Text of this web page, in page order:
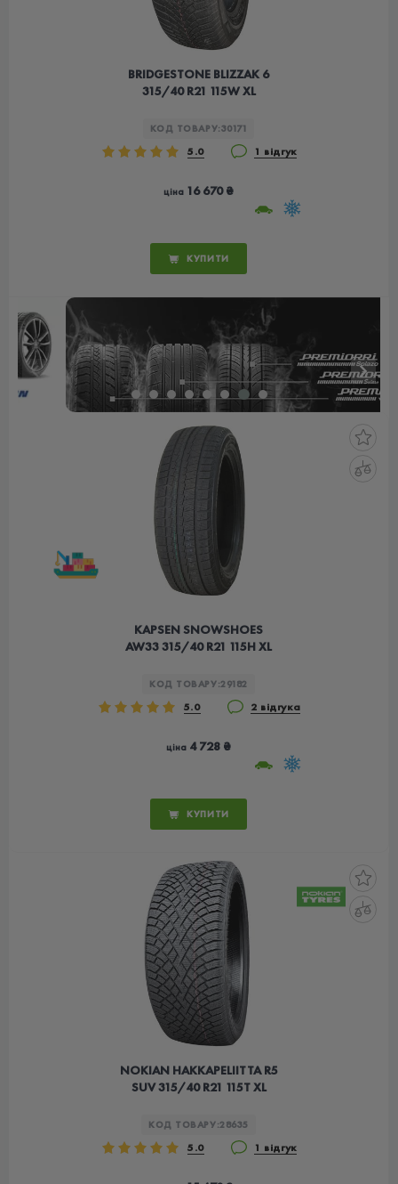
BRIDGESTONE BLIZZAK 6
315/40 R21 115W XL
КОД ТОВАРУ:30171
5.0 1 відгук
ціна 16 670 ₴
КУПИТИ
KAPSEN SNOWSHOES
AW33 315/40 R21 115H XL
КОД ТОВАРУ:29182
5.0 2 відгука
ціна 4 728 ₴
КУПИТИ
NOKIAN HAKKAPELIITTA R5
SUV 315/40 R21 115T XL
КОД ТОВАРУ:28635
5.0 1 відгук